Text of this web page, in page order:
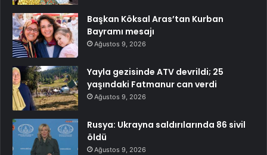
Başkan Köksal Aras’tan Kurban
Bayramı mesajı
Ağustos 9, 2026
Yayla gezisinde ATV devrildi; 25
yaşındaki Fatmanur can verdi
Ağustos 9, 2026
Rusya: Ukrayna saldırılarında 86 sivil
öldü
Ağustos 9, 2026